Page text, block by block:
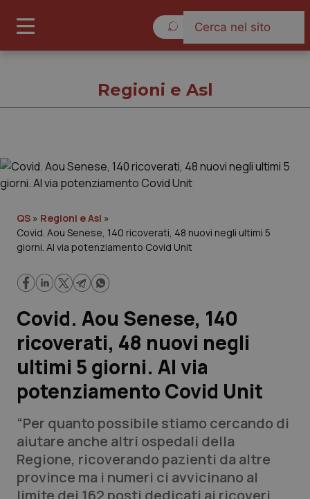
Governo e Parlamento
Regioni e Asl
Lavoro e Professioni
Scienza e Farmaci
Studi e Analisi
Lettere al direttore
Edizioni Regionali
QS Pro
Regioni e Asl
QS » Regioni e Asl »
Covid. Aou Senese, 140 ricoverati, 48 nuovi negli ultimi 5
giorni. Al via potenziamento Covid Unit
Covid. Aou Senese, 140
ricoverati, 48 nuovi negli
ultimi 5 giorni. Al via
potenziamento Covid Unit
“Per quanto possibile stiamo cercando di
aiutare anche altri ospedali della
Regione, ricoverando pazienti da altre
province ma i numeri ci avvicinano al
limite dei 162 posti dedicati ai ricoveri